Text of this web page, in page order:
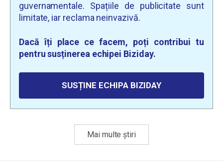
guvernamentale. Spațiile de publicitate sunt
limitate, iar reclama neinvazivă.
Dacă îți place ce facem, poți contribui tu
pentru susținerea echipei Biziday.
SUSȚINE ECHIPA BIZIDAY
Mai multe știri